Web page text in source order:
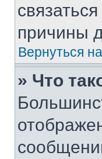
причины
Вернуться
» Что